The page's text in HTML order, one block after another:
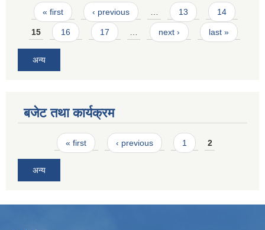
Pages
« first ‹ previous … 13 14
15 16 17 … next › last »
अन्य
बजेट तथा कार्यक्रम
Pages« first ‹ previous 1 2
अन्य